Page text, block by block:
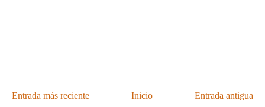
Entrada más reciente Entrada antigua
Inicio